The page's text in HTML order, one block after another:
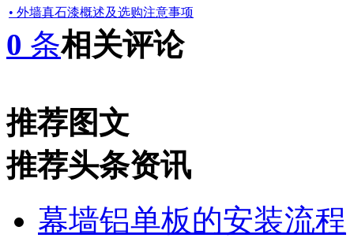
• 外墙真石漆概述及选购注意事项
0 条相关评论
推荐图文
推荐头条资讯
幕墙铝单板的安装流程